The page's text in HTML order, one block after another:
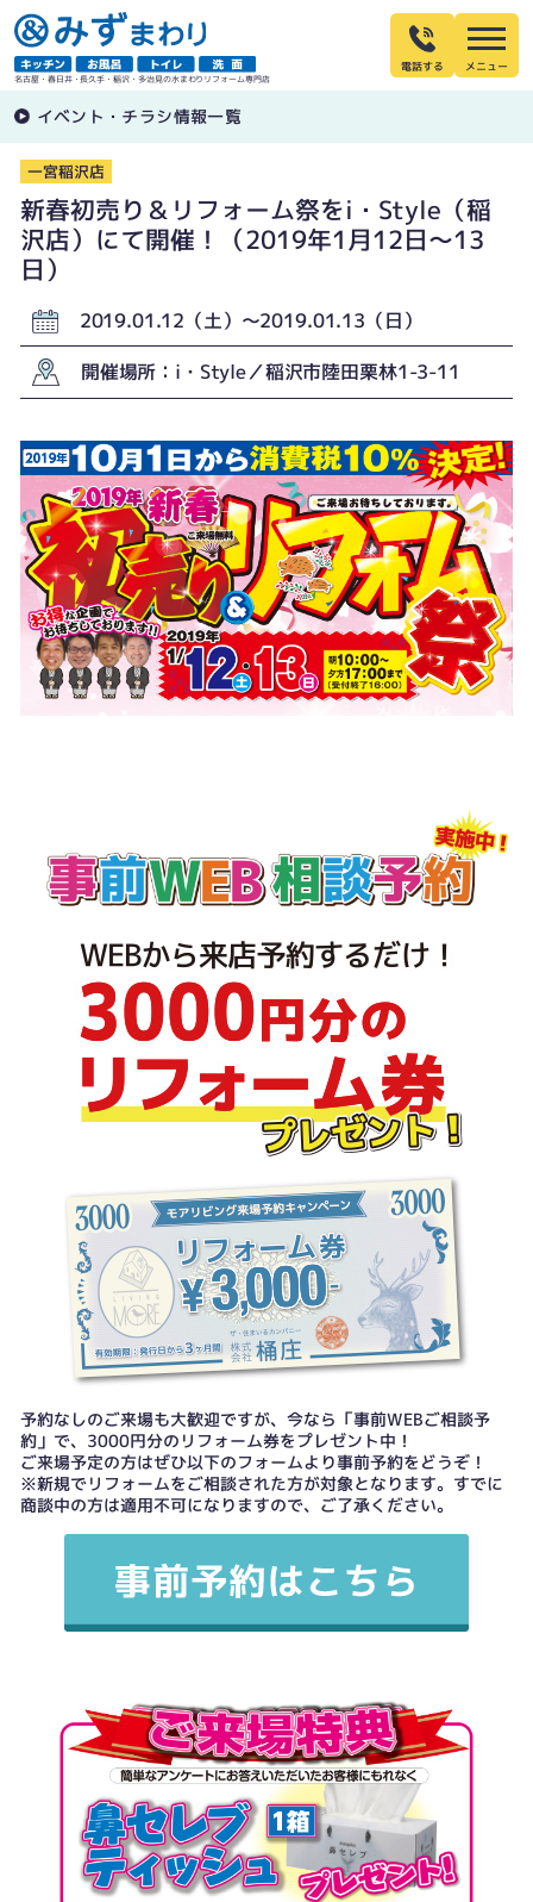
名古屋・春日井・長久手・稲沢・多治見の水まわりリフォーム専門店
電話する
イベント・チラシ情報一覧
一宮稲沢店
新春初売り＆リフォーム祭をi・Style（稲
沢店）にて開催！（2019年1月12日〜13
日）
2019.01.12（土）〜2019.01.13（日）
開催場所：i・Style／稲沢市陸田栗林1-3-11
予約なしのご来場も大歓迎ですが、今なら「事前WEBご相談予
約」で、3000円分のリフォーム券をプレゼント中！
ご来場予定の方はぜひ以下のフォームより事前予約をどうぞ！
※新規でリフォームをご相談された方が対象となります。すでに
商談中の方は適用不可になりますので、ご了承ください。